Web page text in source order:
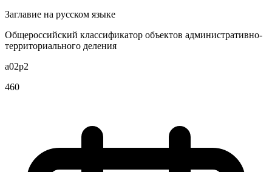
Заглавие на русском языке
Общероссийский классификатор объектов административно-
территориального деления
a02p2
460